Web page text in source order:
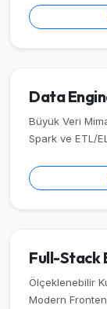
Data
Büyük Veri
Spark ve ETL/
Full-Stack
Ölçeklenebilir
Modern